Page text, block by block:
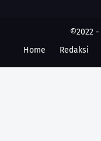
©2022 -
Home
Redaksi